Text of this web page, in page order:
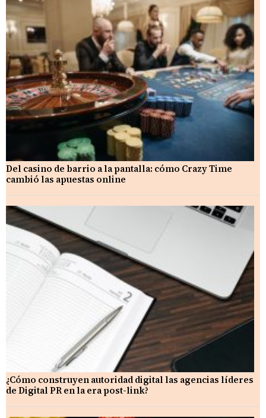
Del casino de barrio a la pantalla: cómo Crazy Time
cambió las apuestas online
¿Cómo construyen autoridad digital las agencias líderes
de Digital PR en la era post-link?